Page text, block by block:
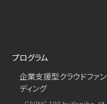
プログラム
企業支援型クラウドファン
ディング